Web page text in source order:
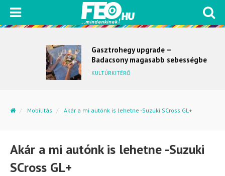
Gasztrohegy upgrade –
Badacsony magasabb sebességbe
kapcsol
KULTÚRKITÉRŐ
Mobilitás Akár a mi autónk is lehetne -Suzuki SCross GL+
Akár a mi autónk is lehetne -Suzuki
SCross GL+